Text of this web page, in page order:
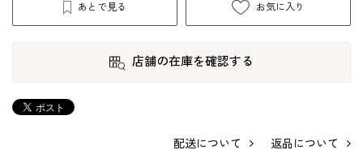
あとで見る お気に入り
店舗の在庫を確認する
配送について
返品について